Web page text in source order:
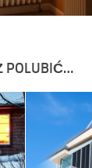
POLUBIĆ…